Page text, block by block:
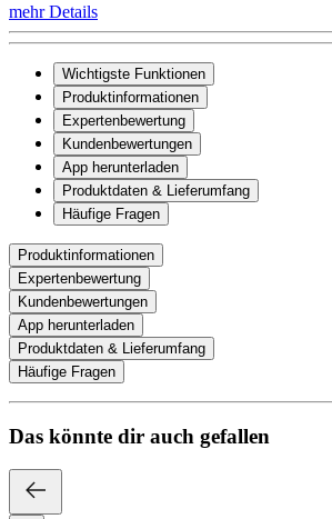
mehr Details
Wichtigste Funktionen
Produktinformationen
Expertenbewertung
Kundenbewertungen
App herunterladen
Produktdaten & Lieferumfang
Häufige Fragen
Produktinformationen
Expertenbewertung
Kundenbewertungen
App herunterladen
Produktdaten & Lieferumfang
Häufige Fragen
Das könnte dir auch gefallen